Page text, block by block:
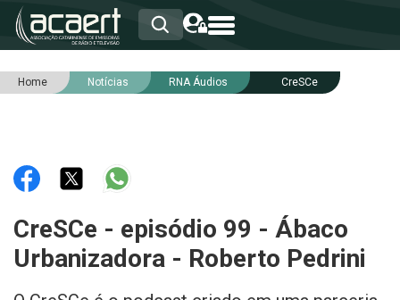
HOME
RNA
NOTÍCIAS
INTEGRIDADE
Home Notícias RNA Áudios CreSCe
CreSCe - episódio 99 - Ábaco
Urbanizadora - Roberto Pedrini